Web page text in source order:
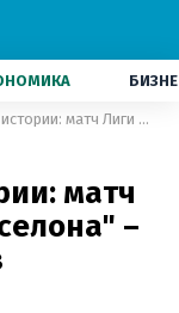
Второй случай в истории: матч Лиги чемпионов "Барселона" – "Наполи" пройдет без зрителей
матч
–